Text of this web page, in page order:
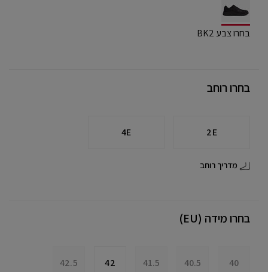
selected
בחרו צבע BK2
בחרו רוחב
2E
4E
מדריך רוחב
בחרו מידה (EU)
40
40.5
41.5
42
42.5